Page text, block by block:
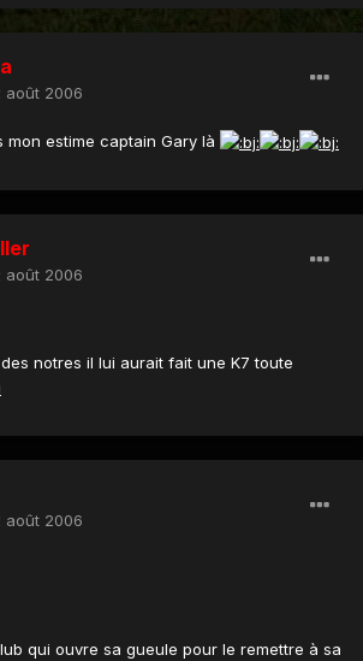
août 2006
mon estime captain Gary là
août 2006
notres il lui aurait fait une K7 toute
août 2006
qui ouvre sa gueule pour le remettre à sa